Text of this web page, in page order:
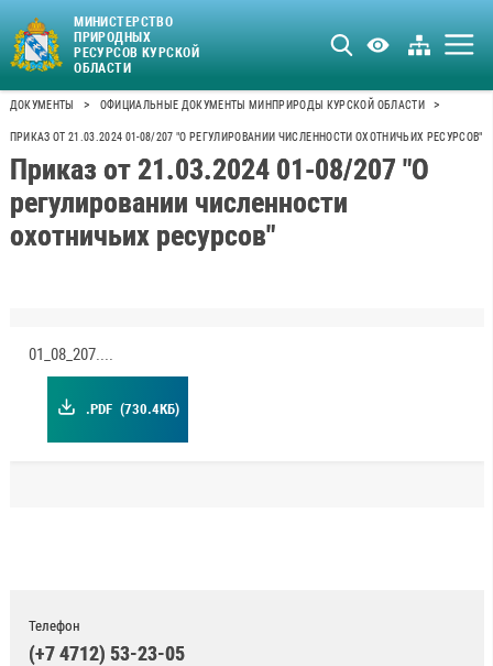
МИНИСТЕРСТВО
ПРИРОДНЫХ
РЕСУРСОВ КУРСКОЙ
ОБЛАСТИ
ДОКУМЕНТЫ > ОФИЦИАЛЬНЫЕ ДОКУМЕНТЫ МИНПРИРОДЫ КУРСКОЙ ОБЛАСТИ >
ПРИКАЗ ОТ 21.03.2024 01-08/207 "О РЕГУЛИРОВАНИИ ЧИСЛЕННОСТИ ОХОТНИЧЬИХ РЕСУРСОВ"
Приказ от 21.03.2024 01-08/207 "О
регулировании численности
охотничьих ресурсов"
01_08_207.pdf
.PDF (730.4КБ)
Телефон
(+7 4712) 53-23-05